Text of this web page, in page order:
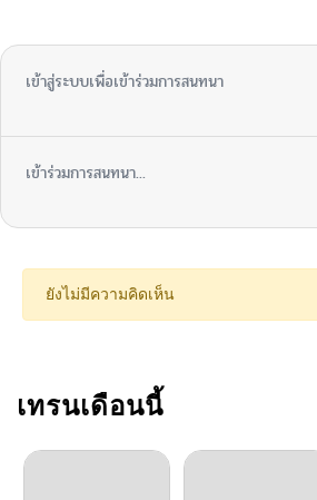
ตอนที่ 417
ตอนที่ 414
ตอนที่ 412
ตอนที่ 411
เข้าสู่ระบบเพื่อเข้าร่วมการสนทนา
เข้าร่วมการสนทนา...
ยังไม่มีความคิดเห็น
เทรนเดือนนี้